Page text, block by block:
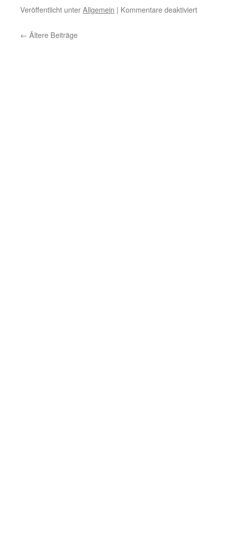
Veröffentlicht unterAllgemein | Kommentare deaktiviertfür
← Ältere Beiträge